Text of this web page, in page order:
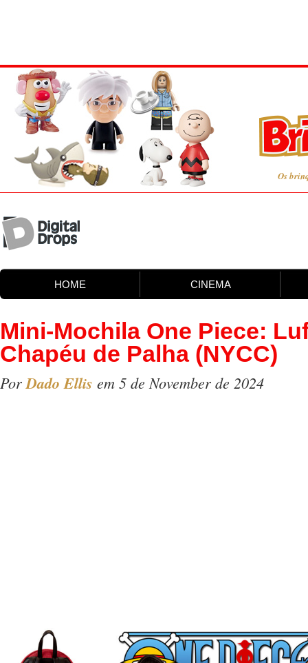
Os
HOME CINEMA
Mini-Mochila One Piece:
Chapéu de Palha (NYCC)
PorDado Ellis em 5 de November de 2024